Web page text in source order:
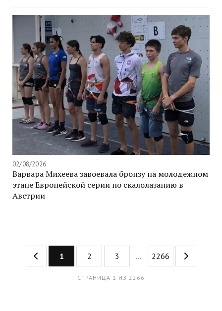
02/08/2026
Варвара Михеева завоевала бронзу на молодежном
этапе Европейской серии по скалолазанию в
Австрии
1 2 3 ... 2266
СТРАНИЦА 1 ИЗ 2266